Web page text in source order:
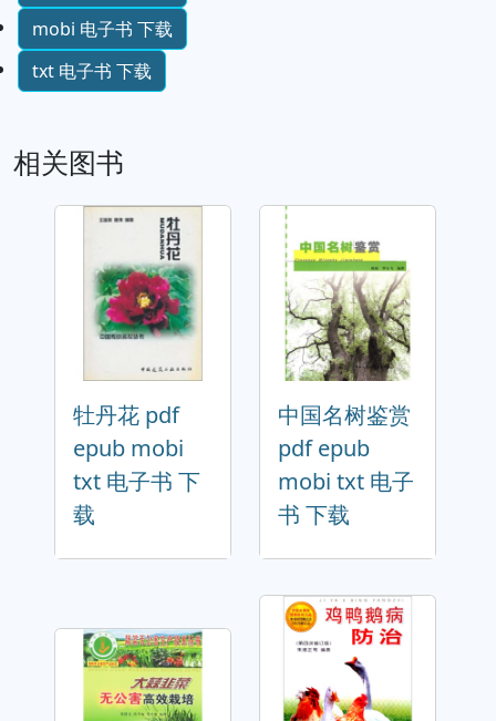
mobi 电子书 下载
txt 电子书 下载
相关图书
牡丹花 pdf
epub mobi
txt 电子书 下
载
中国名树鉴赏
pdf epub
mobi txt 电子
书 下载